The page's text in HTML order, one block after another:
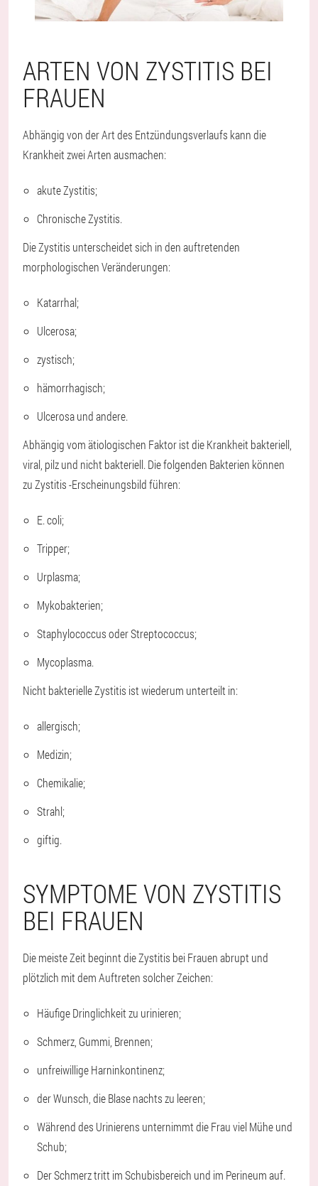
ARTEN VON ZYSTITIS BEI
FRAUEN
Abhängig von der Art des Entzündungsverlaufs kann die
Krankheit zwei Arten ausmachen:
akute Zystitis;
Chronische Zystitis.
Die Zystitis unterscheidet sich in den auftretenden
morphologischen Veränderungen:
Katarrhal;
Ulcerosa;
zystisch;
hämorrhagisch;
Ulcerosa und andere.
Abhängig vom ätiologischen Faktor ist die Krankheit bakteriell,
viral, pilz und nicht bakteriell. Die folgenden Bakterien können
zu Zystitis -Erscheinungsbild führen:
E. coli;
Tripper;
Urplasma;
Mykobakterien;
Staphylococcus oder Streptococcus;
Mycoplasma.
Nicht bakterielle Zystitis ist wiederum unterteilt in:
allergisch;
Medizin;
Chemikalie;
Strahl;
giftig.
SYMPTOME VON ZYSTITIS
BEI FRAUEN
Die meiste Zeit beginnt die Zystitis bei Frauen abrupt und
plötzlich mit dem Auftreten solcher Zeichen:
Häufige Dringlichkeit zu urinieren;
Schmerz, Gummi, Brennen;
unfreiwillige Harninkontinenz;
der Wunsch, die Blase nachts zu leeren;
Während des Urinierens unternimmt die Frau viel Mühe und
Schub;
Der Schmerz tritt im Schubisbereich und im Perineum auf.